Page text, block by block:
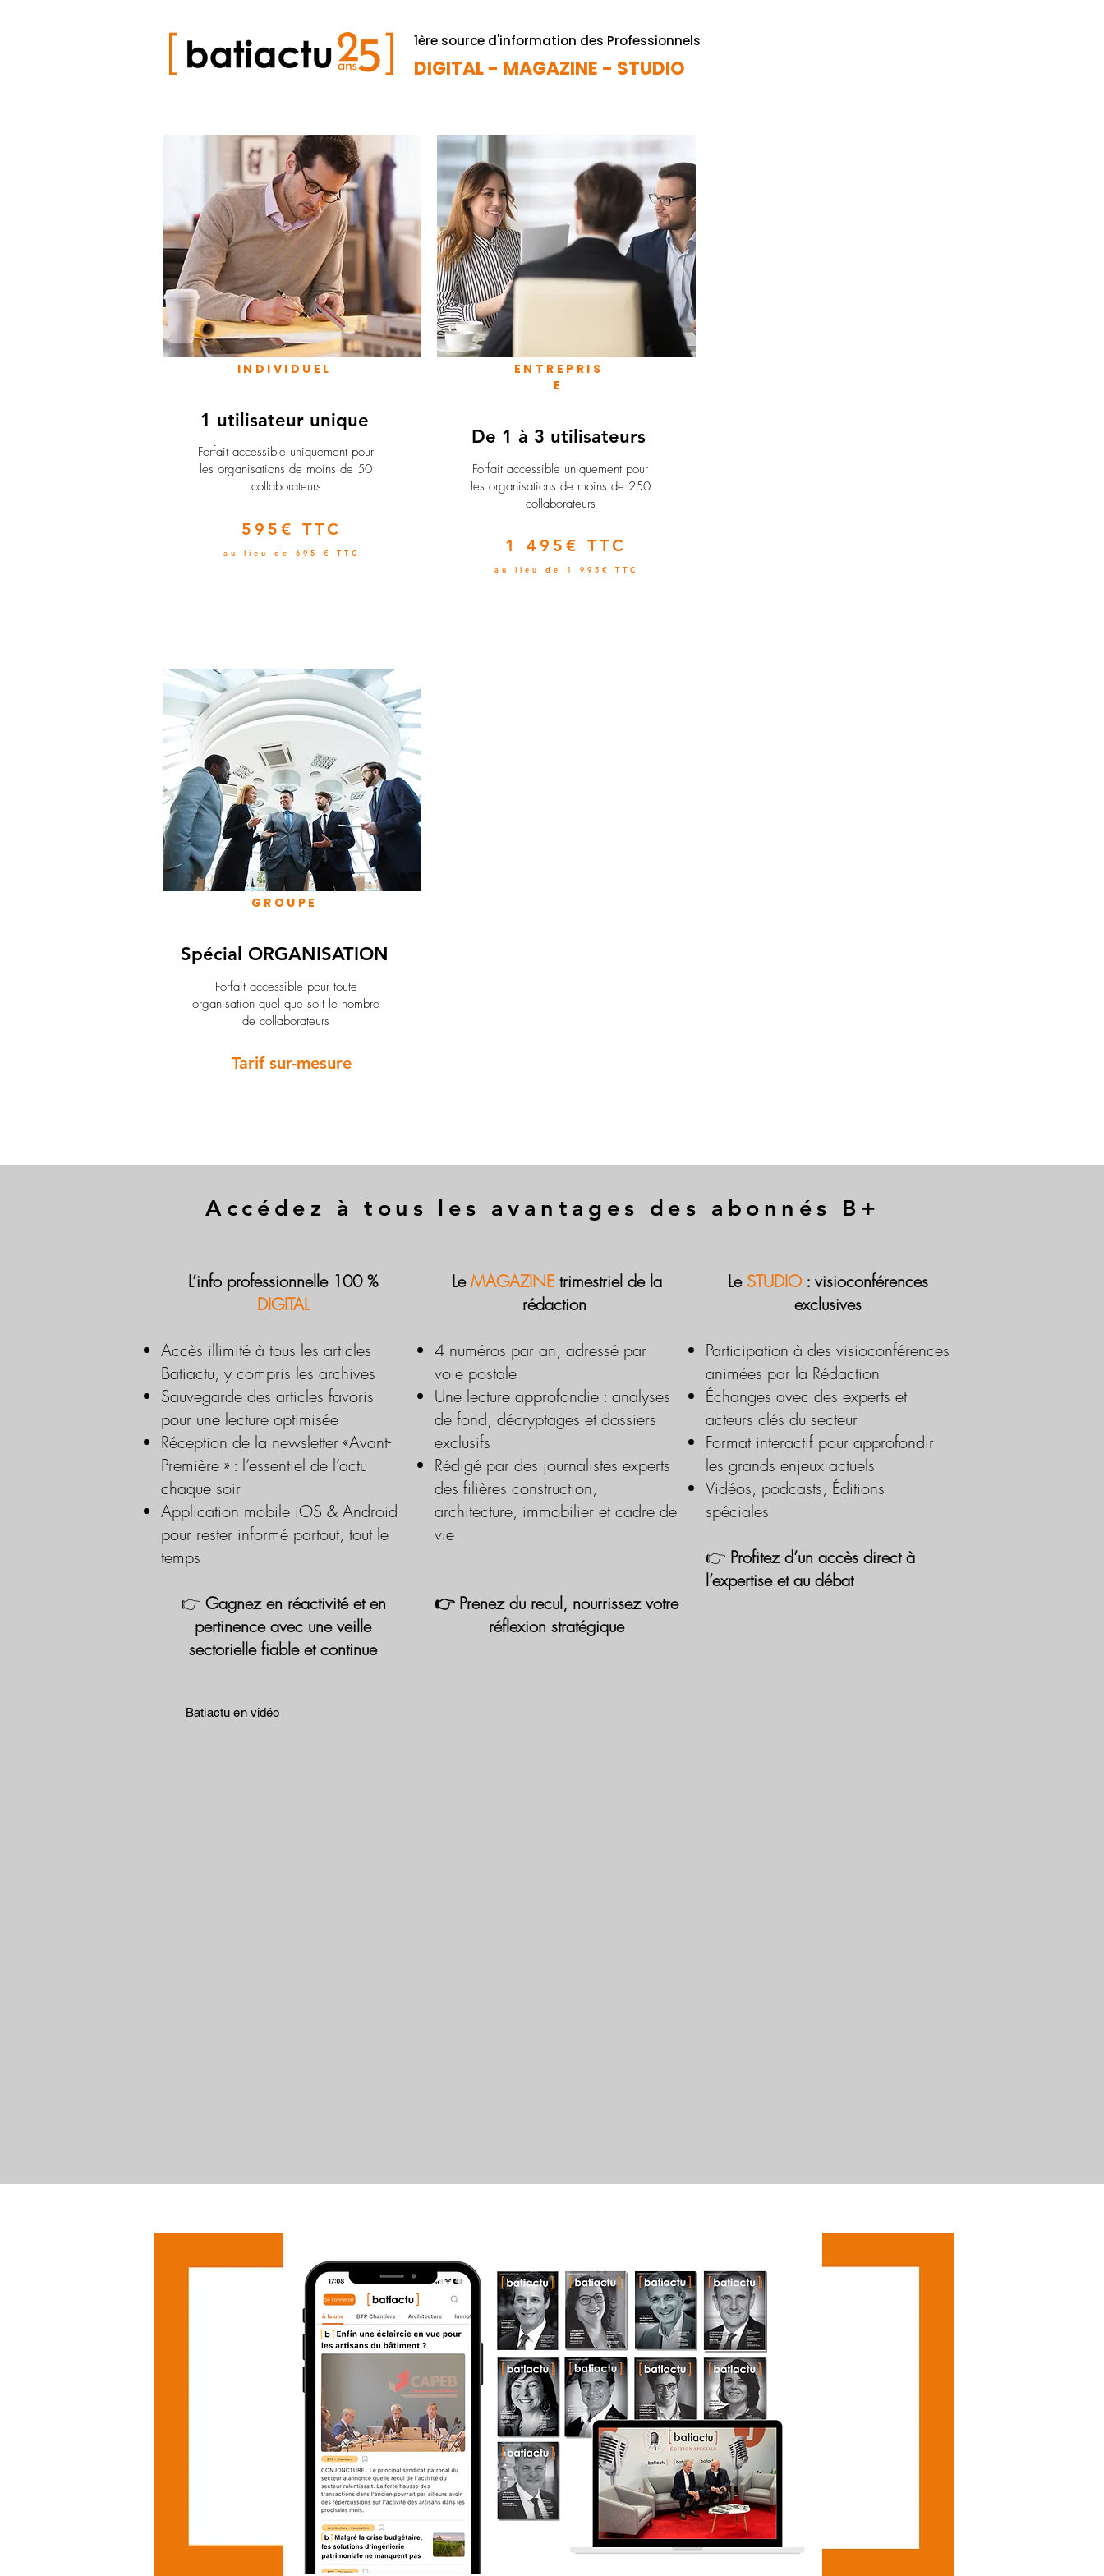
1ère source d'information des Professionnels
DIGITAL - MAGAZINE - STUDIO
INDIVIDUEL
1 utilisateur unique
​Forfait accessible uniquement pour
les organisations de moins de 50
collaborateurs
595€ TTC
au lieu de 695 € TTC
ENTREPRIS
E
De 1 à 3 utilisateurs
Forfait accessible uniquement pour
les organisations de moins de 250
collaborateurs
1 495€ TTC
au lieu de 1 995€ TTC
GROUPE
Spécial ORGANISATION
Forfait accessible pour toute
organisation quel que soit le nombre
de collaborateurs
Tarif sur-mesure
Accédez à tous les avantages des abonnés B+
L’info professionnelle 100 %
DIGITAL
Accès illimité à tous les articles
Batiactu, y compris les archives
Sauvegarde des articles favoris
pour une lecture optimisée
Réception de la newsletter «Avant-
Première » : l’essentiel de l’actu
chaque soir
Application mobile iOS & Android
pour rester informé partout, tout le
temps
👉 Gagnez en réactivité et en
pertinence avec une veille
sectorielle fiable et continue
LeMAGAZINE trimestriel de la
rédaction
4 numéros par an, adressé par
voie postale
Une lecture approfondie : analyses
de fond, décryptages et dossiers
exclusifs
Rédigé par des journalistes experts
des filières construction,
architecture, immobilier et cadre de
vie
👉 Prenez du recul, nourrissez votre
réflexion stratégique
Le STUDIO : visioconférences
exclusives
Participation à des visioconférences
animées par la Rédaction
Échanges avec des experts et
acteurs clés du secteur
Format interactif pour approfondir
les grands enjeux actuels
Vidéos, podcasts, Éditions
spéciales
👉 Profitez d’un accès direct à
l’expertise et au débat
Batiactu en vidéo